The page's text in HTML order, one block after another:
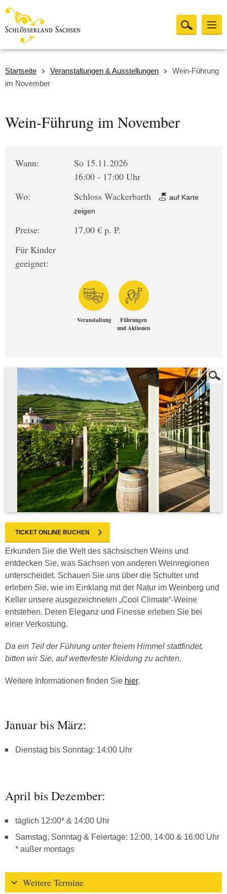
Startseite Veranstaltungen & Ausstellungen
Wein-Führung
im November
Wein-Führung im November
Wann:
So 15.11.2026
16:00 - 17:00 Uhr
Wo:
Schloss Wackerbarth
auf Karte
zeigen
Preise:
17,00 € p. P.
Für Kinder
geeignet:
Veranstaltung
Führungen
und Aktionen
TICKET ONLINE BUCHEN
Erkunden Sie die Welt des sächsischen Weins und
entdecken Sie, was Sachsen von anderen Weinregionen
unterscheidet. Schauen Sie uns über die Schulter und
erleben Sie, wie im Einklang mit der Natur im Weinberg und
Keller unsere ausgezeichneten „Cool Climate“-Weine
entstehen. Deren Eleganz und Finesse erleben Sie bei
einer Verkostung.
Da ein Teil der Führung unter freiem Himmel stattfindet,
bitten wir Sie, auf wetterfeste Kleidung zu achten.
Weitere Informationen finden Sie hier.
Januar bis März:
Dienstag bis Sonntag: 14:00 Uhr
April bis Dezember:
täglich 12:00* & 14:00 Uhr
Samstag, Sonntag & Feiertage: 12:00, 14:00 & 16:00 Uhr
* außer montags
Weitere Termine